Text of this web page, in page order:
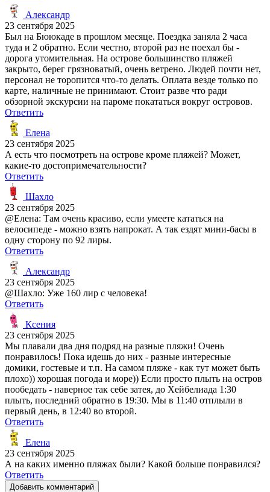
Александр
23 сентября 2025
Был на Бююкаде в прошлом месяце. Поездка заняла 2 часа
туда и 2 обратно. Если честно, второй раз не поехал бы -
дорога утомительная. На острове большинство пляжей
закрыто, берег грязноватый, очень ветрено. Людей почти нет,
персонал не торопится что-то делать. Оплата везде только по
карте, наличные не принимают. Стоит разве что ради
обзорной экскурсии на пароме покататься вокруг островов.
Ответить
Елена
23 сентября 2025
А есть что посмотреть на острове кроме пляжей? Может,
какие-то достопримечательности?
Ответить
Шахло
23 сентября 2025
@Елена: Там очень красиво, если умеете кататься на
велосипеде - можно взять напрокат. А так ездят мини-басы в
одну сторону по 92 лиры.
Ответить
Александр
23 сентября 2025
@Шахло: Уже 160 лир с человека!
Ответить
Ксения
23 сентября 2025
Мы плавали два дня подряд на разные пляжи! Очень
понравилось! Пока идешь до них - разные интересные
домики, гостевые и т.п. На самом пляже - как тут может быть
плохо)) хорошая погода и море)) Если просто плыть на остров
пообедать - наверное так себе затея, до Хейбелиада 1:30
плыть, последний обратно в 19:30. Мы в 11:40 отплыли в
первый день, в 12:40 во второй.
Ответить
Елена
23 сентября 2025
А на каких именно пляжах были? Какой больше понравился?
Ответить
Добавить комментарий